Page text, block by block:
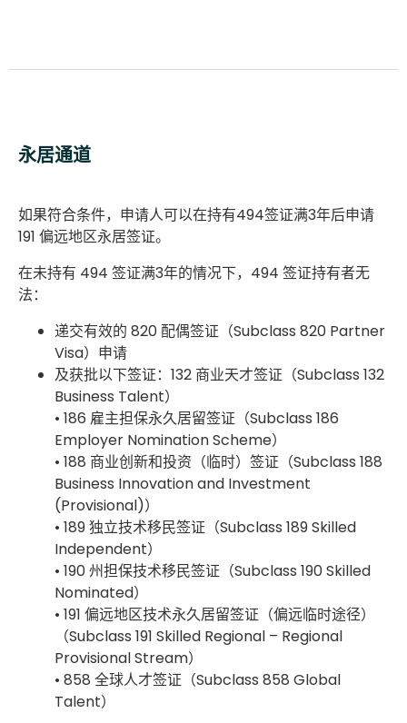
永居通道
如果符合条件，申请人可以在持有494签证满3年后申请
191 偏远地区永居签证。
在未持有 494 签证满3年的情况下，494 签证持有者无
法：
递交有效的 820 配偶签证（Subclass 820 Partner
Visa）申请
及获批以下签证：132 商业天才签证（Subclass 132
Business Talent）
• 186 雇主担保永久居留签证（Subclass 186
Employer Nomination Scheme）
• 188 商业创新和投资（临时）签证（Subclass 188
Business Innovation and Investment
(Provisional)）
• 189 独立技术移民签证（Subclass 189 Skilled
Independent）
• 190 州担保技术移民签证（Subclass 190 Skilled
Nominated）
• 191 偏远地区技术永久居留签证（偏远临时途径）
（Subclass 191 Skilled Regional – Regional
Provisional Stream）
• 858 全球人才签证（Subclass 858 Global
Talent）